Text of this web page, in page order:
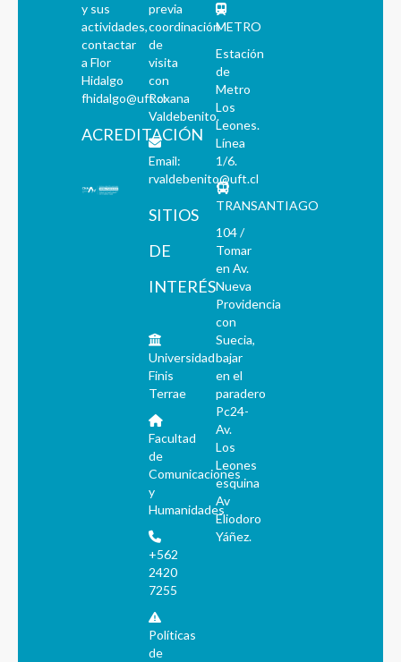
y sus
actividades,
contactar
a Flor
Hidalgo
fhidalgo@uft.cl
ACREDITACIÓN
previa
coordinación
de
visita
con
Roxana
Valdebenito.
Email:
rvaldebenito@uft.cl
SITIOS
DE
INTERÉS
Universidad
Finis
Terrae
Facultad
de
Comunicaciones
y
Humanidades
+562
2420
7255
Políticas
de
METRO
Estación
de
Metro
Los
Leones.
Línea
1/6.
TRANSANTIAGO
104 /
Tomar
en Av.
Nueva
Providencia
con
Suecia,
bajar
en el
paradero
Pc24-
Av.
Los
Leones
esquina
Av
Eliodoro
Yáñez.